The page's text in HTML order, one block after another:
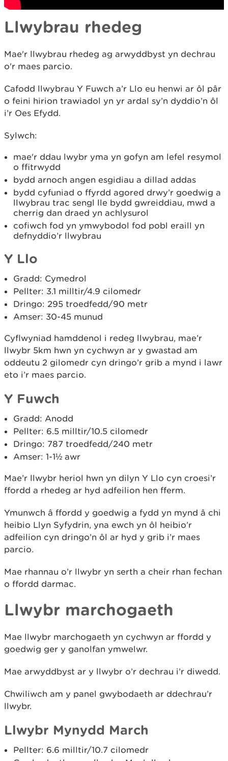
Llwybrau rhedeg
Mae'r llwybrau rhedeg ag arwyddbyst yn dechrau
o'r maes parcio.
Cafodd llwybrau Y Fuwch a’r Llo eu henwi ar ôl pâr
o feini hirion trawiadol yn yr ardal sy’n dyddio’n ôl
i’r Oes Efydd.
Sylwch:
mae'r ddau lwybr yma yn gofyn am lefel resymol
o ffitrwydd
bydd arnoch angen esgidiau a dillad addas
bydd cyfuniad o ffyrdd agored drwy’r goedwig a
llwybrau trac sengl lle bydd gwreiddiau, mwd a
cherrig dan draed yn achlysurol
coﬁwch fod yn ymwybodol fod pobl eraill yn
defnyddio’r llwybrau
Y Llo
Gradd: Cymedrol
Pellter: 3.1 milltir/4.9 cilomedr
Dringo: 295 troedfedd/90 metr
Amser: 30-45 munud
Cyﬂwyniad hamddenol i redeg llwybrau, mae’r
llwybr 5km hwn yn cychwyn ar y gwastad am
oddeutu 2 gilomedr cyn dringo’r grib a mynd i lawr
eto i’r maes parcio.
Y Fuwch
Gradd: Anodd
Pellter: 6.5 milltir/10.5 cilomedr
Dringo: 787 troedfedd/240 metr
Amser: 1-1½ awr
Mae’r llwybr heriol hwn yn dilyn Y Llo cyn croesi’r
ffordd a rhedeg ar hyd adfeilion hen fferm.
Ymunwch â ffordd y goedwig a fydd yn mynd â chi
heibio Llyn Syfydrin, yna ewch yn ôl heibio’r
adfeilion cyn dringo’n ôl ar hyd y grib i’r maes
parcio.
Mae rhannau o’r llwybr yn serth a cheir rhan fechan
o ffordd darmac.
Llwybr marchogaeth
Mae llwybr marchogaeth yn cychwyn ar ffordd y
goedwig ger y ganolfan ymwelwr.
Mae arwyddbyst ar y llwybr o’r dechrau i’r diwedd.
Chwiliwch am y panel gwybodaeth ar ddechrau’r
llwybr.
Llwybr Mynydd March
Pellter: 6.6 milltir/10.7 cilomedr